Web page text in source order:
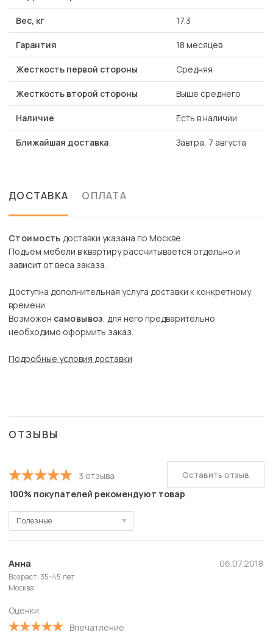
Вес, кг 17.3
Гарантия 18 месяцев
Жесткость первой стороны Средняя
Жесткость второй стороны Выше среднего
Наличие Есть в наличии
Ближайшая доставка Завтра, 7 августа
ДОСТАВКА ОПЛАТА
Стоимость доставки указана по Москве.
Подъем мебели в квартиру рассчитывается отдельно и
зависит от веса заказа.
Доступна дополнительная услуга доставки к конкретному
времени.
Возможен самовывоз, для него предварительно
необходимо оформить заказ.
Подробные условия доставки
ОТЗЫВЫ
3 отзыва
100% покупателей рекомендуют товар
Полезные
Полезные
Новые
Старые
С низкой оценкой
Анна
Возраст: 35-45 лет
Москва
Оценки
Впечатление
06.07.2018
Оставить отзыв